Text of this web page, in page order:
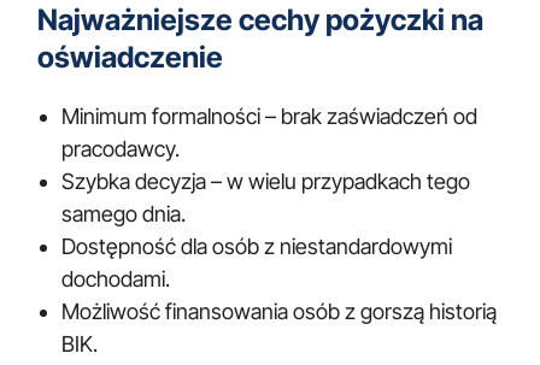
Najważniejsze cechy pożyczki na
oświadczenie
Minimum formalności – brak zaświadczeń od
pracodawcy.
Szybka decyzja – w wielu przypadkach tego
samego dnia.
Dostępność dla osób z niestandardowymi
dochodami.
Możliwość finansowania osób z gorszą historią
BIK.